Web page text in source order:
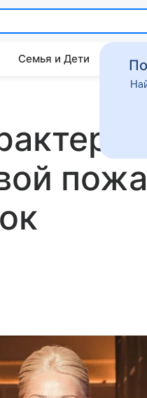
Семья и Дети Дом